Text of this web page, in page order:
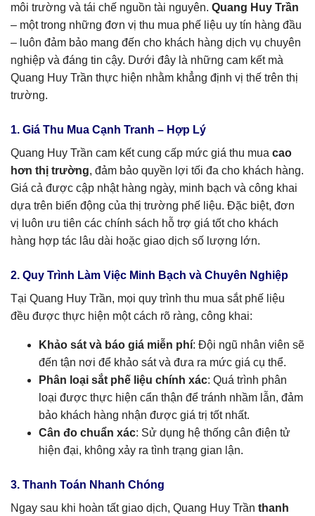
môi trường và tái chế nguồn tài nguyên. Quang Huy Trần
– một trong những đơn vị thu mua phế liệu uy tín hàng đầu
– luôn đảm bảo mang đến cho khách hàng dịch vụ chuyên
nghiệp và đáng tin cậy. Dưới đây là những cam kết mà
Quang Huy Trần thực hiện nhằm khẳng định vị thế trên thị
trường.
1. Giá Thu Mua Cạnh Tranh – Hợp Lý
Quang Huy Trần cam kết cung cấp mức giá thu mua cao
hơn thị trường, đảm bảo quyền lợi tối đa cho khách hàng.
Giá cả được cập nhật hàng ngày, minh bạch và công khai
dựa trên biến động của thị trường phế liệu. Đặc biệt, đơn
vị luôn ưu tiên các chính sách hỗ trợ giá tốt cho khách
hàng hợp tác lâu dài hoặc giao dịch số lượng lớn.
2. Quy Trình Làm Việc Minh Bạch và Chuyên Nghiệp
Tại Quang Huy Trần, mọi quy trình thu mua sắt phế liệu
đều được thực hiện một cách rõ ràng, công khai:
Khảo sát và báo giá miễn phí: Đội ngũ nhân viên sẽ
đến tận nơi để khảo sát và đưa ra mức giá cụ thể.
Phân loại sắt phế liệu chính xác: Quá trình phân
loại được thực hiện cẩn thận để tránh nhầm lẫn, đảm
bảo khách hàng nhận được giá trị tốt nhất.
Cân đo chuẩn xác: Sử dụng hệ thống cân điện tử
hiện đại, không xảy ra tình trạng gian lận.
3. Thanh Toán Nhanh Chóng
Ngay sau khi hoàn tất giao dịch, Quang Huy Trần thanh